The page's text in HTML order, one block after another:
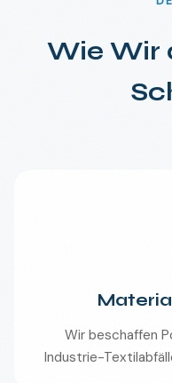
Wie Wir
Wir beschaffen
Industrie-